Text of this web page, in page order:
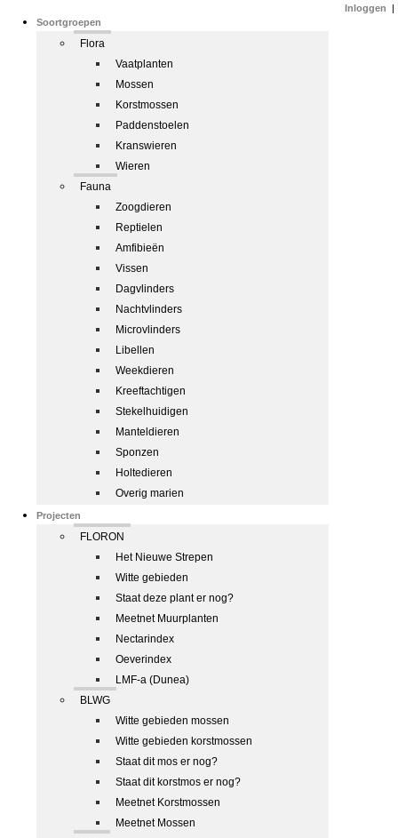
Soortgroepen
Flora
Vaatplanten
Mossen
Korstmossen
Paddenstoelen
Kranswieren
Wieren
Fauna
Zoogdieren
Reptielen
Amfibieën
Vissen
Dagvlinders
Nachtvlinders
Microvlinders
Libellen
Weekdieren
Kreeftachtigen
Stekelhuidigen
Manteldieren
Sponzen
Holtedieren
Overig marien
Projecten
FLORON
Het Nieuwe Strepen
Witte gebieden
Staat deze plant er nog?
Meetnet Muurplanten
Nectarindex
Oeverindex
LMF-a (Dunea)
BLWG
Witte gebieden mossen
Witte gebieden korstmossen
Staat dit mos er nog?
Staat dit korstmos er nog?
Meetnet Korstmossen
Meetnet Mossen
Inloggen |